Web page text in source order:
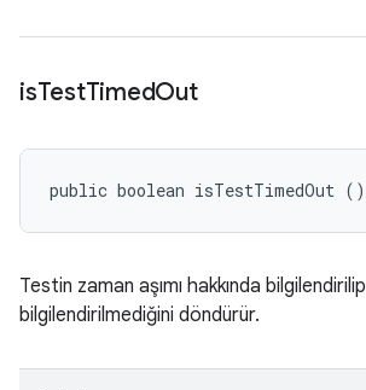
isTestTimedOut
public boolean isTestTimedOut ()
Testin zaman aşımı hakkında bilgilendirilip
bilgilendirilmediğini döndürür.